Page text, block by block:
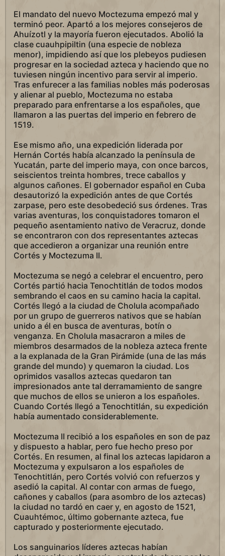
El mandato del nuevo Moctezuma empezó mal y
terminó peor. Apartó a los mejores consejeros de
Ahuízotl y la mayoría fueron ejecutados. Abolió la
clase cuauhpipiltin (una especie de nobleza
menor), impidiendo así que los plebeyos pudiesen
progresar en la sociedad azteca y haciendo que no
tuviesen ningún incentivo para servir al imperio.
Tras enfurecer a las familias nobles más poderosas
y alienar al pueblo, Moctezuma no estaba
preparado para enfrentarse a los españoles, que
llamaron a las puertas del imperio en febrero de
1519.
Ese mismo año, una expedición liderada por
Hernán Cortés había alcanzado la península de
Yucatán, parte del imperio maya, con once barcos,
seiscientos treinta hombres, trece caballos y
algunos cañones. El gobernador español en Cuba
desautorizó la expedición antes de que Cortés
zarpase, pero este desobedeció sus órdenes. Tras
varias aventuras, los conquistadores tomaron el
pequeño asentamiento nativo de Veracruz, donde
se encontraron con dos representantes aztecas
que accedieron a organizar una reunión entre
Cortés y Moctezuma II.
Moctezuma se negó a celebrar el encuentro, pero
Cortés partió hacia Tenochtitlán de todos modos
sembrando el caos en su camino hacia la capital.
Cortés llegó a la ciudad de Cholula acompañado
por un grupo de guerreros nativos que se habían
unido a él en busca de aventuras, botín o
venganza. En Cholula masacraron a miles de
miembros desarmados de la nobleza azteca frente
a la explanada de la Gran Pirámide (una de las más
grande del mundo) y quemaron la ciudad. Los
oprimidos vasallos aztecas quedaron tan
impresionados ante tal derramamiento de sangre
que muchos de ellos se unieron a los españoles.
Cuando Cortés llegó a Tenochtitlán, su expedición
había aumentado considerablemente.
Moctezuma II recibió a los españoles en son de paz
y dispuesto a hablar, pero fue hecho preso por
Cortés. En resumen, al final los aztecas lapidaron a
Moctezuma y expulsaron a los españoles de
Tenochtitlán, pero Cortés volvió con refuerzos y
asedió la capital. Al contar con armas de fuego,
cañones y caballos (para asombro de los aztecas)
la ciudad no tardó en caer y, en agosto de 1521,
Cuauhtémoc, último gobernante azteca, fue
capturado y posteriormente ejecutado.
Los sanguinarios líderes aztecas habían